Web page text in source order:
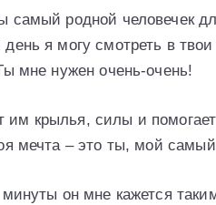
самый родной человечек
я могу смотреть в
мне нужен очень-очень!
крылья, силы и помогает
мечта – это ты, мой
он мне кажется